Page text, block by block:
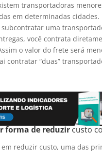
transportadoras
em determinadas cidades.
subcontratar uma
você contrata
o valor do frete será
contratar “duas”
forma dereduzircusto
reduzir custo, uma das